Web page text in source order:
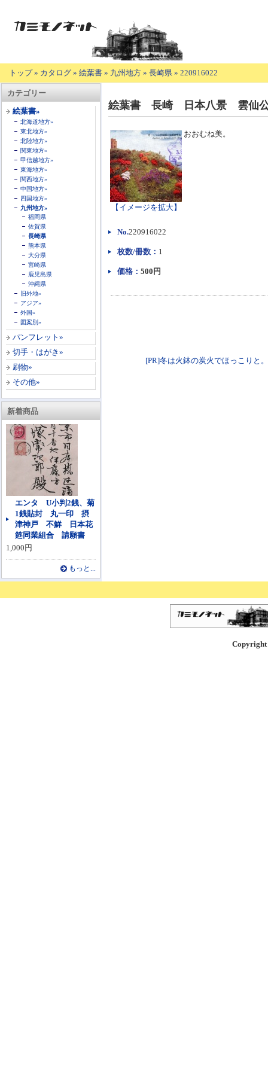
トップ» カタログ » 絵葉書 » 九州地方 » 長崎県 » 220916022
カテゴリー
絵葉書»
北海道地方»
東北地方»
北陸地方»
関東地方»
甲信越地方»
東海地方»
関西地方»
中国地方»
四国地方»
九州地方»
福岡県
佐賀県
長崎県
熊本県
大分県
宮崎県
鹿児島県
沖縄県
旧外地»
アジア»
外国»
図案別»
パンフレット»
切手・はがき»
刷物»
その他»
新着商品
エンタ U小判2銭、菊
1銭貼封 丸一印 摂
津神戸 不鮮 日本花
筵同業組合 請願書
1,000円
もっと...
品
の
明】
絵葉書 長崎 日本八景 雲仙
【イメージを拡大】
おおむね美。
No.220916022
枚数/冊数： 1
価格：500円
[PR]冬は火鉢の炭火でほっこりと
Copyright